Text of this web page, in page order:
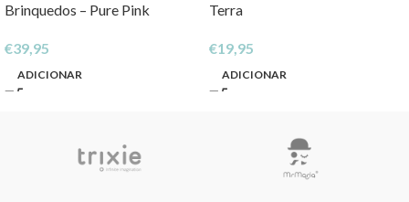
Brinquedos – Pure Pink
€39,95
ADICIONAR
Terra
€19,95
ADICIONAR